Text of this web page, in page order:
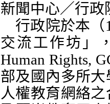
新聞中心／行政
行政院於本（
交流工作坊」
Human Rights,
部及國內多所
人權教育網絡